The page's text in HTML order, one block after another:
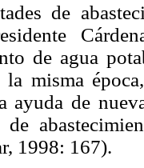
de
de agua
misma
ayuda de
de
1998: 167).